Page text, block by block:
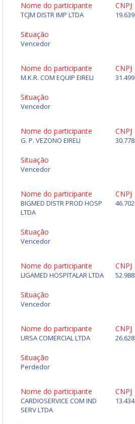
Nome do participante
TCJM DISTR IMP LTDA
CNPJ
Situação
Vencedor
Nome do participante
M.K.R. COM EQUIP EIRELI
CNPJ
Situação
Vencedor
Nome do participante
G. P. VEZONO EIRELI
CNPJ
Situação
Vencedor
Nome do participante
BIGMED DISTR PROD HOSP
LTDA
CNPJ
Situação
Vencedor
Nome do participante
LIGAMED HOSPITALAR LTDA
CNPJ
Situação
Vencedor
Nome do participante
URSA COMERCIAL LTDA
CNPJ
Situação
Perdedor
Nome do participante
CARDIOSERVICE COM IND
SERV LTDA
CNPJ